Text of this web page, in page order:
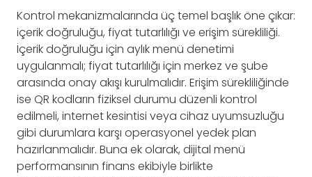
Kontrol mekanizmalarında üç temel başlık öne çıkar:
içerik doğruluğu, fiyat tutarlılığı ve erişim sürekliliği.
İçerik doğruluğu için aylık menü denetimi
uygulanmalı; fiyat tutarlılığı için merkez ve şube
arasında onay akışı kurulmalıdır. Erişim sürekliliğinde
ise QR kodların fiziksel durumu düzenli kontrol
edilmeli, internet kesintisi veya cihaz uyumsuzluğu
gibi durumlara karşı operasyonel yedek plan
hazırlanmalıdır. Buna ek olarak, dijital menü
performansının finans ekibiyle birlikte